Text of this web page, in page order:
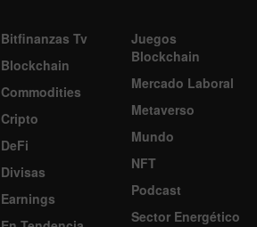
Bitfinanzas Tv
Blockchain
Commodities
Cripto
DeFi
Divisas
Earnings
Juegos
Blockchain
Mercado Laboral
Metaverso
Mundo
NFT
Podcast
Sector Energético